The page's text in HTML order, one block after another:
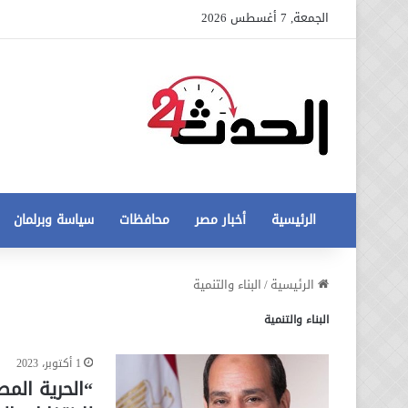
الجمعة, 7 أغسطس 2026
الرئيسية أخبار مصر محافظات سياسة وبرلمان
الرئيسية/البناء والتنمية
البناء والتنمية
1 أكتوبر، 2023
“الحرية
عاجل
أزمة
مخالفات
البناء
12 أغسطس، 2020
عاجل تطورات جديدة في